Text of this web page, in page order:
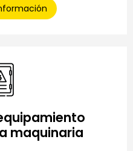
maquinaria